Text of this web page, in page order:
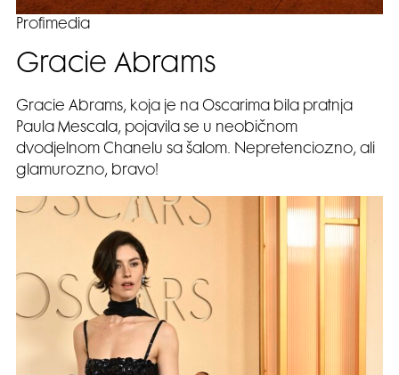
Profimedia
Gracie Abrams
Gracie Abrams, koja je na Oscarima bila pratnja
Paula Mescala, pojavila se u neobičnom
dvodjelnom Chanelu sa šalom. Nepretenciozno, ali
glamurozno, bravo!